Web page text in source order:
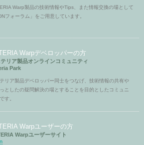
Warp製品の技術情報やTips、また情報交換の場として
フォーラム」をご用意しています。
Warpデベロッパーの方
リア製品オンラインコミュニティ
Park
リア製品デベロッパー同士をつなげ、技術情報の共有や
としたの疑問解決の場とすることを目的としたコミュニ
す。
Warpユーザーの方
Warpユーザーサイト